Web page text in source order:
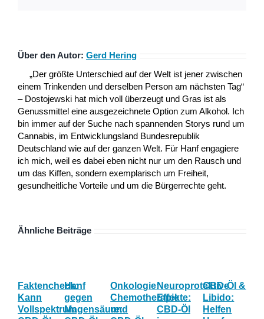
Über den Autor: Gerd Hering
„Der größte Unterschied auf der Welt ist jener zwischen
einem Trinkenden und derselben Person am nächsten Tag“
– Dostojewski hat mich voll überzeugt und Gras ist als
Genussmittel eine ausgezeichnete Option zum Alkohol. Ich
bin immer auf der Suche nach spannenden Storys rund um
Cannabis, im Entwicklungsland Bundesrepublik
Deutschland wie auf der ganzen Welt. Für Hanf engagiere
ich mich, weil es dabei eben nicht nur um den Rausch und
um das Kiffen, sondern exemplarisch um Freiheit,
gesundheitliche Vorteile und um die Bürgerrechte geht.
Ähnliche Beiträge
Faktencheck:
Kann
Vollspektrum
Hanf
gegen
Magensäure:
Onkologie:
Chemotherapie
und
Neuroprotektive
Effekte:
CBD-Öl
CBD-Öl &
Libido:
Helfen